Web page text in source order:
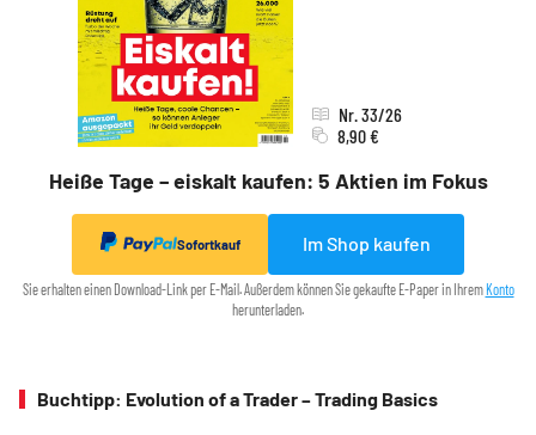
Heiße Tage – eiskalt kaufen: 5 Aktien im Fokus
Nr. 33/26
8,90 €
Sofortkauf Im Shop kaufen
Sie erhalten einen Download-Link per E-Mail. Außerdem können Sie gekaufte E-Paper in IhremKonto
herunterladen.
Buchtipp: Evolution of a Trader – Trading Basics